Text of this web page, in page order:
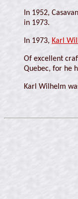
In 1952,
in 1973.
In 1973, Karl
Of excellent
Quebec, for he
Karl Wilhelm